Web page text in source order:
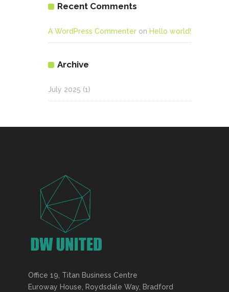
Recent Comments
A WordPress Commenter on Hello world!
Archive
July 2025 (1)
Office 19, Titan Business Centre
Euroway House, Roydsdale Way, Bradford